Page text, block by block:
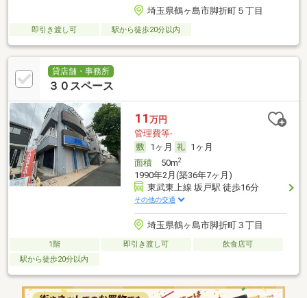
埼玉県鶴ヶ島市脚折町５丁目
即引き渡し可 駅から徒歩20分以内
貸店舗・事務所
３０スペース
11 万円
管理費等-
1ヶ月
1ヶ月
面積50m2
1990年2月(築36年7ヶ月)
東武東上線 坂戸駅 徒歩16分
その他の交通
埼玉県鶴ヶ島市脚折町３丁目
1階 即引き渡し可
飲食店可
駅から徒歩20分以内